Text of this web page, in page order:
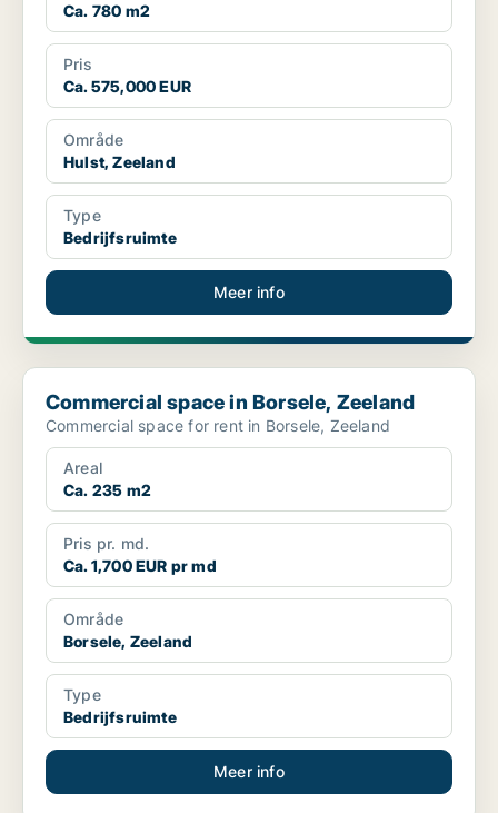
Ca. 780 m2
Pris
Ca. 575,000 EUR
Område
Hulst, Zeeland
Type
Bedrijfsruimte
Meer info
Commercial space in Borsele, Zeeland
Commercial space in Borsele, Zeeland
Commercial space for rent in Borsele, Zeeland
Areal
Ca. 235 m2
Pris pr. md.
Ca. 1,700 EUR pr md
Område
Borsele, Zeeland
Type
Bedrijfsruimte
Meer info